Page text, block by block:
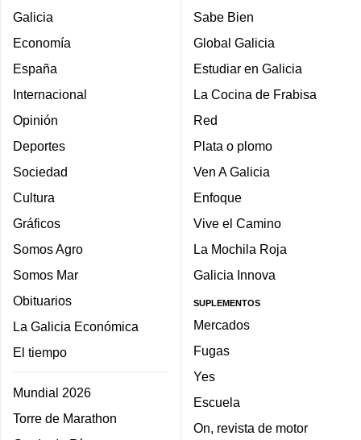
Galicia
Economía
España
Internacional
Opinión
Deportes
Sociedad
Cultura
Gráficos
Somos Agro
Somos Mar
Obituarios
La Galicia Económica
El tiempo
Mundial 2026
Torre de Marathon
Sabe Bien
Global Galicia
Estudiar en Galicia
La Cocina de Frabisa
Red
Plata o plomo
Ven A Galicia
Enfoque
Vive el Camino
La Mochila Roja
Galicia Innova
SUPLEMENTOS
Mercados
Fugas
Yes
Escuela
On, revista de motor